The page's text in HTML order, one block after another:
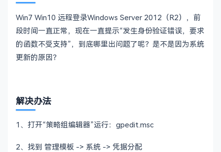
Win7 Win10 远程登录Windows Server 2012（R2），前
段时间一直正常，现在一直提示“发生身份验证错误，要求
的函数不受支持”，到底哪里出问题了呢？是不是因为系统
更新的原因？
解决办法
1、打开“策略组编辑器”运行： gpedit.msc
2、找到 管理模板 -> 系统 -> 凭据分配